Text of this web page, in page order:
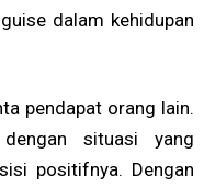
dalam kehidupan
pendapat orang lain.
situasi yang
positifnya. Dengan